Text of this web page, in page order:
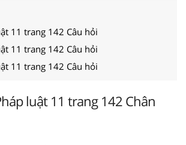
11 trang 142 Câu hỏi
11 trang 142 Câu hỏi
11 trang 142 Câu hỏi
luật 11 trang 142 Chân